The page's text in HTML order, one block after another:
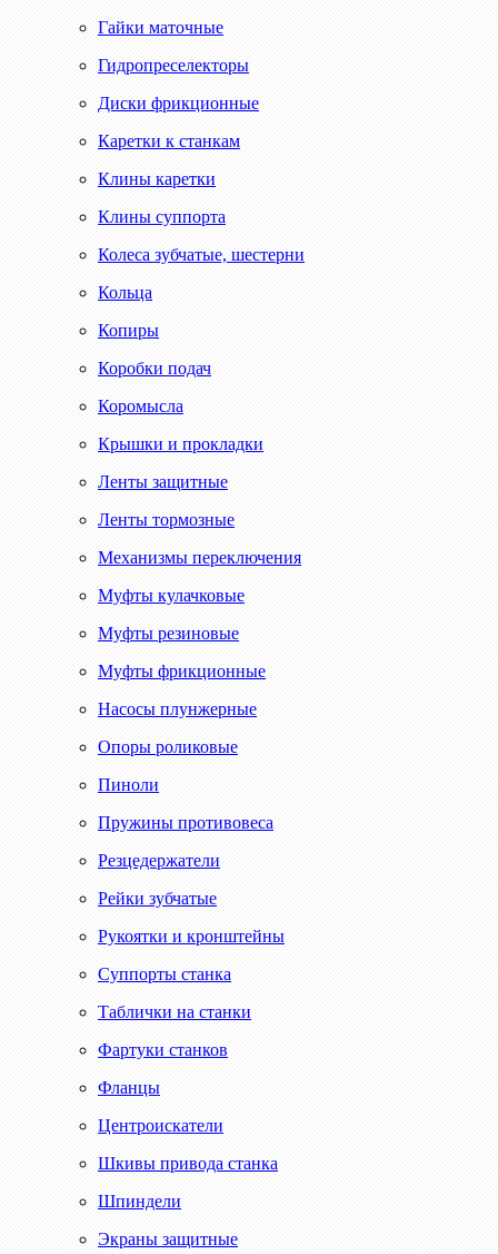
Гайки маточные
Гидропреселекторы
Диски фрикционные
Каретки к станкам
Клины каретки
Клины суппорта
Колеса зубчатые, шестерни
Кольца
Копиры
Коробки подач
Коромысла
Крышки и прокладки
Ленты защитные
Ленты тормозные
Механизмы переключения
Муфты кулачковые
Муфты резиновые
Муфты фрикционные
Насосы плунжерные
Опоры роликовые
Пиноли
Пружины противовеса
Резцедержатели
Рейки зубчатые
Рукоятки и кронштейны
Суппорты станка
Таблички на станки
Фартуки станков
Фланцы
Центроискатели
Шкивы привода станка
Шпиндели
Экраны защитные